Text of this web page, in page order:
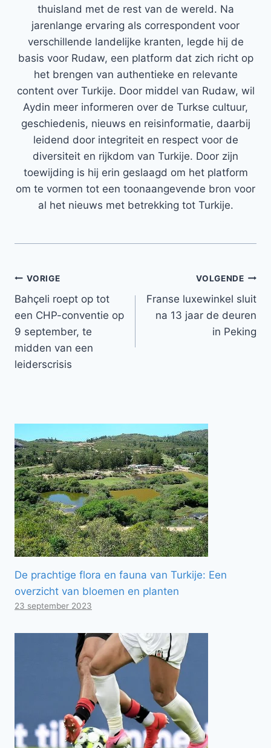
thuisland met de rest van de wereld. Na
jarenlange ervaring als correspondent voor
verschillende landelijke kranten, legde hij de
basis voor Rudaw, een platform dat zich richt op
het brengen van authentieke en relevante
content over Turkije. Door middel van Rudaw, wil
Aydin meer informeren over de Turkse cultuur,
geschiedenis, nieuws en reisinformatie, daarbij
leidend door integriteit en respect voor de
diversiteit en rijkdom van Turkije. Door zijn
toewijding is hij erin geslaagd om het platform
om te vormen tot een toonaangevende bron voor
al het nieuws met betrekking tot Turkije.
Bericht
navigatie
VORIGE
Bahçeli roept op tot
een CHP-conventie op
9 september, te
midden van een
leiderscrisis
VOLGENDE
Franse luxewinkel sluit
na 13 jaar de deuren
in Peking
De prachtige flora en fauna van Turkije: Een
overzicht van bloemen en planten
23 september 2023